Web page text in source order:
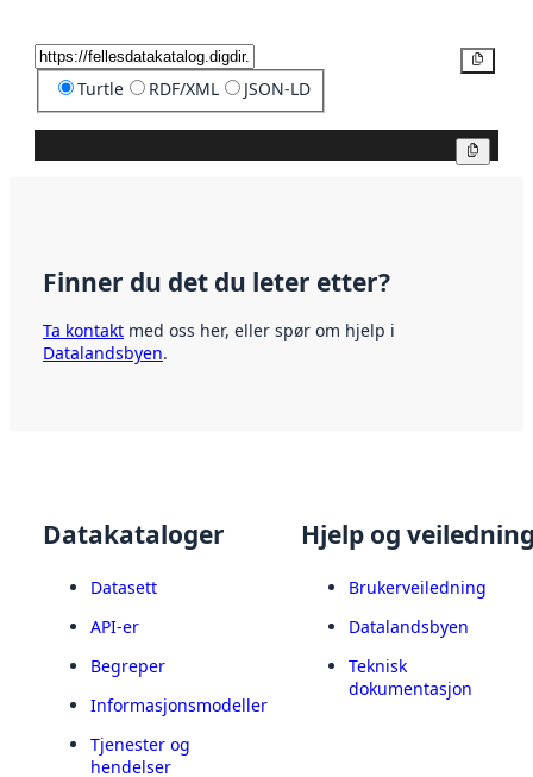
Turtle RDF/XML JSON-LD
Finner du det du leter etter?
Ta kontakt med oss her, eller spør om hjelp i
Datalandsbyen.
Datakataloger
Datasett
API-er
Begreper
Informasjonsmodeller
Tjenester og
hendelser
Hjelp og
Brukerveiledning
Datalandsbyen
Teknisk
dokumentasjon